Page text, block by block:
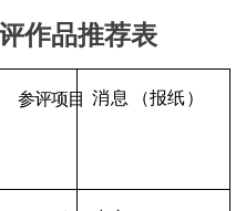
作品推荐表
参评项目 消息 （报纸）